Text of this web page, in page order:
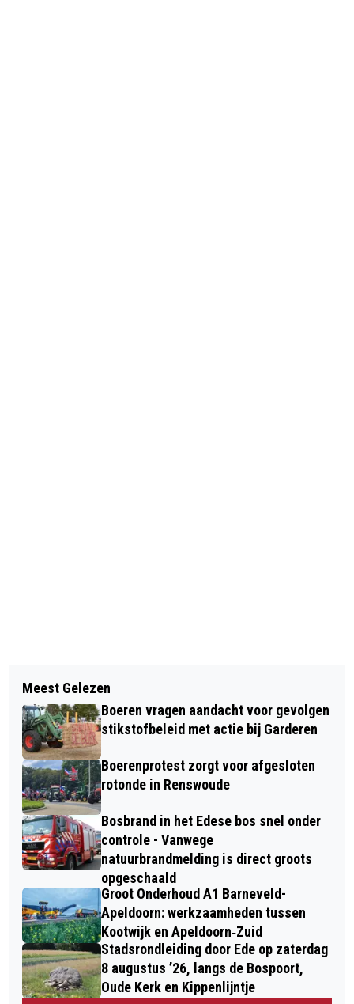
MEERDERE AUTO’S BOTSEN TIJDENS
FEESTVIERING NA MAROKKAANSE
WK-ZEGE IN EDE
DIRECTEUR-BESTUURDER VAN
WOONSTEDE MARCO DE WILDE
OVERLEDEN
Meest Gelezen
Boeren vragen aandacht voor gevolgen
stikstofbeleid met actie bij Garderen
Boerenprotest zorgt voor afgesloten
rotonde in Renswoude
Bosbrand in het Edese bos snel onder
controle - Vanwege
natuurbrandmelding is direct groots
opgeschaald
Groot Onderhoud A1 Barneveld-
Apeldoorn: werkzaamheden tussen
Kootwijk en Apeldoorn‐Zuid
Stadsrondleiding door Ede op zaterdag
8 augustus ’26, langs de Bospoort,
Oude Kerk en Kippenlijntje